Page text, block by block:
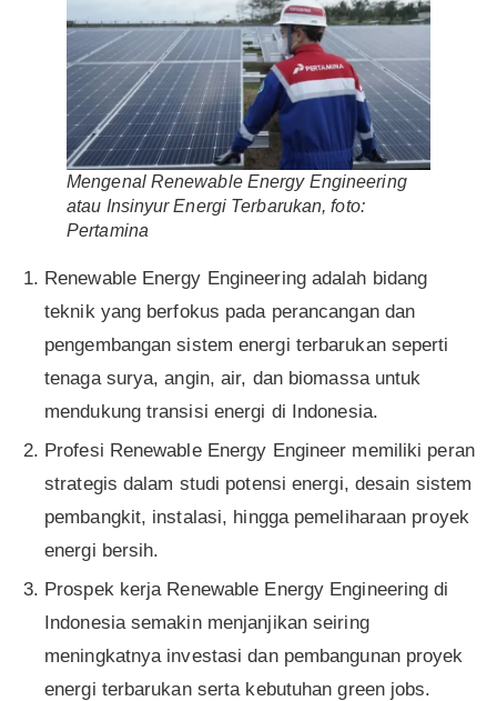
Mengenal Renewable Energy Engineering
atau Insinyur Energi Terbarukan, foto:
Pertamina
Renewable Energy Engineering adalah bidang
teknik yang berfokus pada perancangan dan
pengembangan sistem energi terbarukan seperti
tenaga surya, angin, air, dan biomassa untuk
mendukung transisi energi di Indonesia.
Profesi Renewable Energy Engineer memiliki peran
strategis dalam studi potensi energi, desain sistem
pembangkit, instalasi, hingga pemeliharaan proyek
energi bersih.
Prospek kerja Renewable Energy Engineering di
Indonesia semakin menjanjikan seiring
meningkatnya investasi dan pembangunan proyek
energi terbarukan serta kebutuhan green jobs.